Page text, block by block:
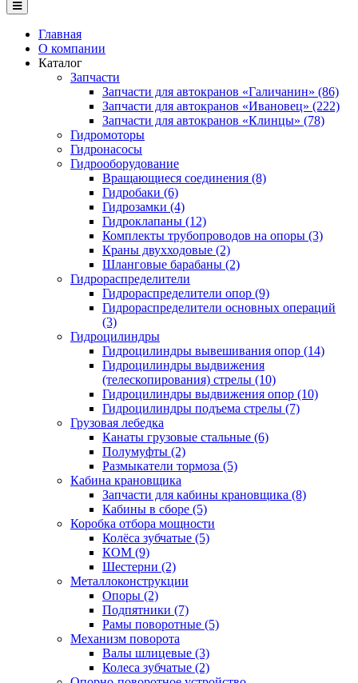
Главная
О компании
Каталог
Запчасти
Запчасти для автокранов «Галичанин» (86)
Запчасти для автокранов «Ивановец» (222)
Запчасти для автокранов «Клинцы» (78)
Гидромоторы
Гидронасосы
Гидрооборудование
Вращающиеся соединения (8)
Гидробаки (6)
Гидрозамки (4)
Гидроклапаны (12)
Комплекты трубопроводов на опоры (3)
Краны двухходовые (2)
Шланговые барабаны (2)
Гидрораспределители
Гидрораспределители опор (9)
Гидрораспределители основных операций
(3)
Гидроцилиндры
Гидроцилиндры вывешивания опор (14)
Гидроцилиндры выдвижения
(телескопирования) стрелы (10)
Гидроцилиндры выдвижения опор (10)
Гидроцилиндры подъема стрелы (7)
Грузовая лебедка
Канаты грузовые стальные (6)
Полумуфты (2)
Размыкатели тормоза (5)
Кабина крановщика
Запчасти для кабины крановщика (8)
Кабины в сборе (5)
Коробка отбора мощности
Колёса зубчатые (5)
КОМ (9)
Шестерни (2)
Металлоконструкции
Опоры (2)
Подпятники (7)
Рамы поворотные (5)
Механизм поворота
Валы шлицевые (3)
Колеса зубчатые (2)